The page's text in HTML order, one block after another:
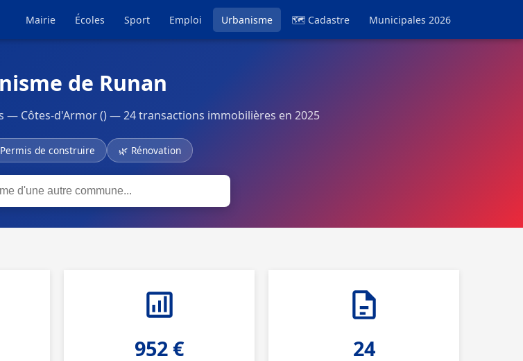
Mairie Écoles Sport Emploi Urbanisme 🗺 Cadastre Municipales 2026
de Runan
— Côtes-d'Armor () — 24 transactions immobilières en 2025
de construire 🌿 Rénovation
952 € 24